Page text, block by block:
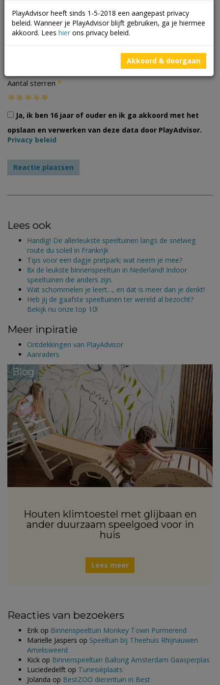
Aantal sterren *
Ja, ik ben 16 jaar of ouder en ik ga akkoord met het
opslaan en verwerken van deze data door PlayAdvisor.
Privacy beleid
Lees ook
Handig! De allerleukste speeltuinen langs de snelweg
route du soleil in Frankrijk
Tips voor een dagje pretpark; wat neem je mee?
8x de leukste binnenspeeltuin in Nederland! Indoor
speeltuinen die anders zijn.
Wat schommelen je leert…, en dat is meer dan je denkt!
Heb jij de gaafste speeltuinen ter wereld al bezocht?
Bekijk nu onze top 10!
Meer inpiratie
Ontdekkingen van PlayAdvisor
Aanraders
Blog
Houten klimtoestel met glijbaan en
ander duurzaam speelgoed voor in
huis
Lees meer
Reacties van bezoekers
Erik op Binnenspeeltuin Monkey Town Purmerend
Marielle Jaspers op Speeltuin bij Theehuis Rhijnauwen
Amelisweerd
Kick op Binnenspeeltuin Ballorig Amsterdam Gaasperplas
Luciededelft op Tunesiëplaats
Jolanda op BestZOO dierentuin in Best
PlayAdvisor heeft sinds 1-5-2018 een aangepast privacy
beleid. Wanneer je PlayAdvisor blijft gebruiken, ga je hiermee
akkoord. Lees hier ons privacy beleid.
Akkoord & doorgaan